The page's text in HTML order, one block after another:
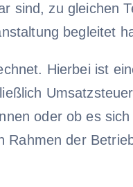
sind, zu gleichen
begleitet
Hierbei ist
oder ob es
der